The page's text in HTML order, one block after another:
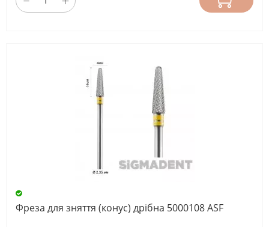
Фреза для зняття (конус) дрібна 5000108 ASF